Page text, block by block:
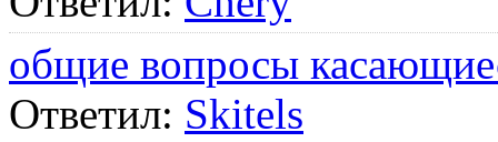
общие вопросы
Ответил: Skitels